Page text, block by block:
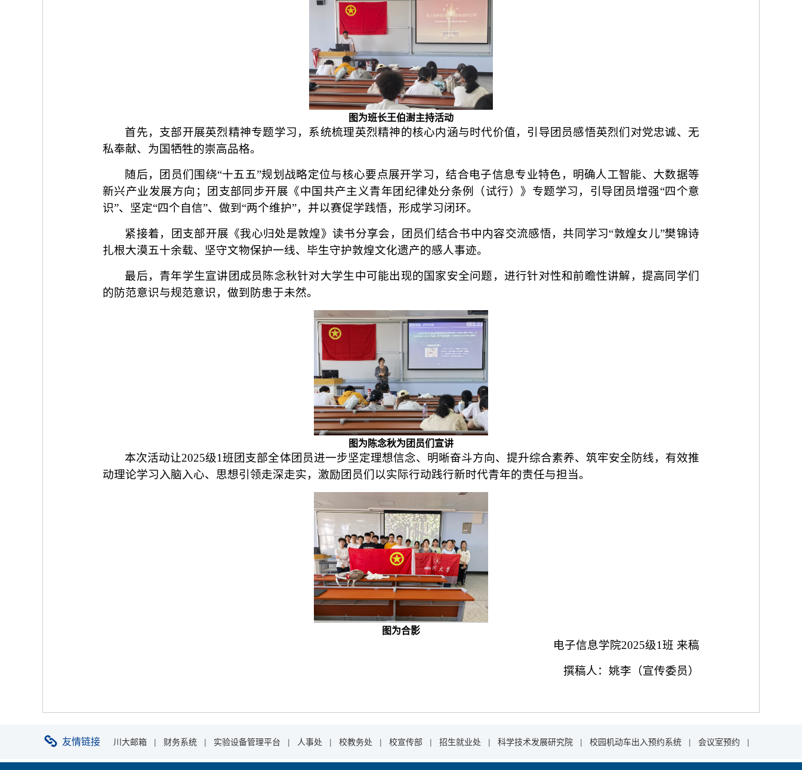
图为班长王伯澍主持活动
首先，支部开展英烈精神专题学习，系统梳理英烈精神的核心内涵与时代价值，引导团员感悟英烈们对党忠诚、无
私奉献、为国牺牲的崇高品格。
随后，团员们围绕“十五五”规划战略定位与核心要点展开学习，结合电子信息专业特色，明确人工智能、大数据等
新兴产业发展方向；团支部同步开展《中国共产主义青年团纪律处分条例（试行）》专题学习，引导团员增强“四个意
识”、坚定“四个自信”、做到“两个维护”，并以赛促学践悟，形成学习闭环。
紧接着，团支部开展《我心归处是敦煌》读书分享会，团员们结合书中内容交流感悟，共同学习“敦煌女儿”樊锦诗
扎根大漠五十余载、坚守文物保护一线、毕生守护敦煌文化遗产的感人事迹。
最后，青年学生宣讲团成员陈念秋针对大学生中可能出现的国家安全问题，进行针对性和前瞻性讲解，提高同学们
的防范意识与规范意识，做到防患于未然。
图为陈念秋为团员们宣讲
本次活动让2025级1班团支部全体团员进一步坚定理想信念、明晰奋斗方向、提升综合素养、筑牢安全防线，有效推
动理论学习入脑入心、思想引领走深走实，激励团员们以实际行动践行新时代青年的责任与担当。
图为合影
电子信息学院2025级1班 来稿
撰稿人：姚李（宣传委员）
友情链接 川大邮箱 | 财务系统 | 实验设备管理平台 | 人事处 | 校教务处 | 校宣传部 | 招生就业处 | 科学技术发展研究院 | 校园机动车出入预约系统 | 会议室预约 |